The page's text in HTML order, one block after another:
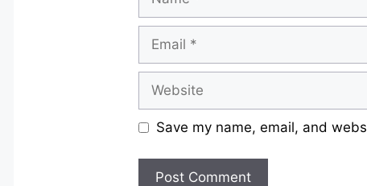
Email
Website
Save my name, email, and